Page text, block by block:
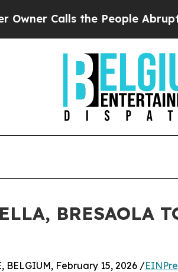
Calls the People Abruptly
BRESAOLA
BELGIUM, February 15, 2026 /